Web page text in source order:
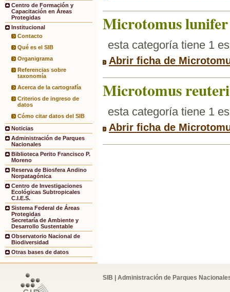
Centro de Formación y
Capacitación en Áreas
Protegidas
Institucional
Contacto
Qué es el SIB
Organigrama
Referencias sobre
taxonomía
Acerca de la cartografía
Criterios de ingreso de
datos
Cómo citar datos del SIB
Noticias
Administración de Parques
Nacionales
Biblioteca Perito Francisco P.
Moreno
Reserva de Biosfera Andino
Norpatagónica
Centro de Investigaciones
Ecológicas Subtropicales
C.I.E.S.
Sistema Federal de Áreas
Protegidas
Secretaría de Ambiente y
Desarrollo Sustentable
Observatorio Nacional de
Biodiversidad
Otras bases de datos
Microtomus lunifer
esta categoría tiene 1
Abrir ficha de
Microtomus reuteri
esta categoría tiene 1
Abrir ficha de
SIB | Administración de Parques